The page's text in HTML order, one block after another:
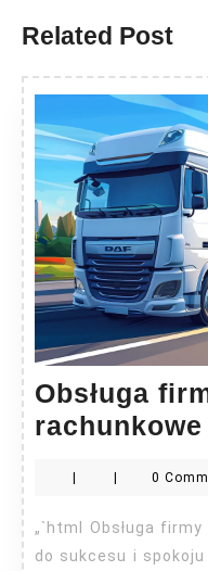
Related Post
Obsługa
rachunkowe
| | 0
„`html Obsługa firmy przez biuro rachunkowe klucz
do sukcesu i